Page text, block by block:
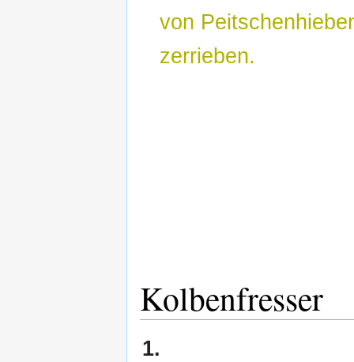
von
zerrieben.
Kolbenfresser
1.